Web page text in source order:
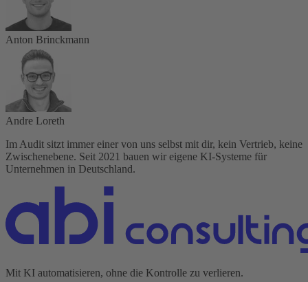
Anton Brinckmann
Andre Loreth
Im Audit sitzt immer einer von uns selbst mit dir, kein Vertrieb, keine
Zwischenebene. Seit 2021 bauen wir eigene KI-Systeme für
Unternehmen in Deutschland.
Mit KI automatisieren, ohne die Kontrolle zu verlieren.